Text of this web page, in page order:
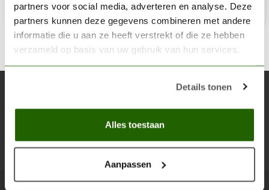
partners voor social media, adverteren en analyse. Deze
partners kunnen deze gegevens combineren met andere
informatie die u aan ze heeft verstrekt of die ze hebben
verzameld op basis van uw gebruik van hun services.
Details tonen
Alles toestaan
Aanpassen
Blijf op de hoogte over onze laatste acties